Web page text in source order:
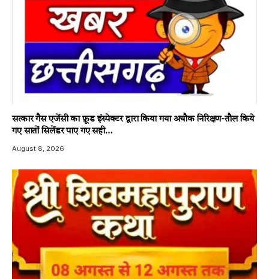
सत्कार गैस एजेंसी का फ़ूड इंस्पेक्टर द्वारा किया गया अचौक निरिक्षण-तौल किये
गए सातों सिलेंडर पाए गए सही…
August 8, 2026